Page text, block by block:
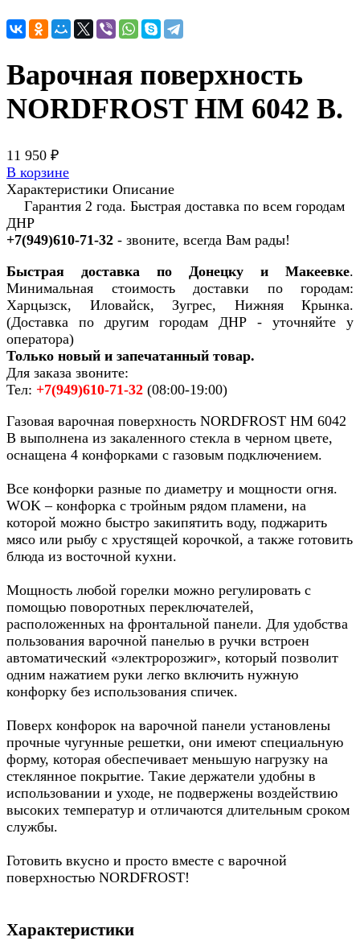
Варочная поверхность
NORDFROST HM 6042 B.
11 950 ₽
В корзине
Характеристики Описание
Гарантия 2 года. Быстрая доставка по всем городам
ДНР
+7(949)610-71-32 - звоните, всегда Вам рады!
Быстрая доставка по Донецку и Макеевке.
Минимальная стоимость доставки по городам:
Харцызск, Иловайск, Зугрес, Нижняя Крынка.
(Доставка по другим городам ДНР - уточняйте у
оператора)
Только новый и запечатанный товар.
Для заказа звоните:
Тел: +7(949)610-71-32 (08:00-19:00)
Газовая варочная поверхность NORDFROST HM 6042
B выполнена из закаленного стекла в черном цвете,
оснащена 4 конфорками с газовым подключением.
Все конфорки разные по диаметру и мощности огня.
WOK – конфорка с тройным рядом пламени, на
которой можно быстро закипятить воду, поджарить
мясо или рыбу с хрустящей корочкой, а также готовить
блюда из восточной кухни.
Мощность любой горелки можно регулировать с
помощью поворотных переключателей,
расположенных на фронтальной панели. Для удобства
пользования варочной панелью в ручки встроен
автоматический «электророзжиг», который позволит
одним нажатием руки легко включить нужную
конфорку без использования спичек.
Поверх конфорок на варочной панели установлены
прочные чугунные решетки, они имеют специальную
форму, которая обеспечивает меньшую нагрузку на
стеклянное покрытие. Такие держатели удобны в
использовании и уходе, не подвержены воздействию
высоких температур и отличаются длительным сроком
службы.
Готовить вкусно и просто вместе с варочной
поверхностью NORDFROST!
Характеристики